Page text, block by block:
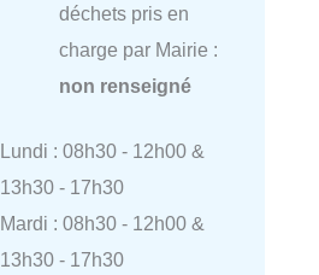
déchets pris en
charge par Mairie :
non renseigné
Lundi : 08h30 - 12h00 &
13h30 - 17h30
Mardi : 08h30 - 12h00 &
13h30 - 17h30